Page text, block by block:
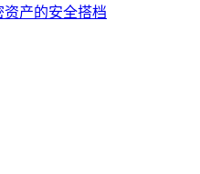
资产的安全搭档